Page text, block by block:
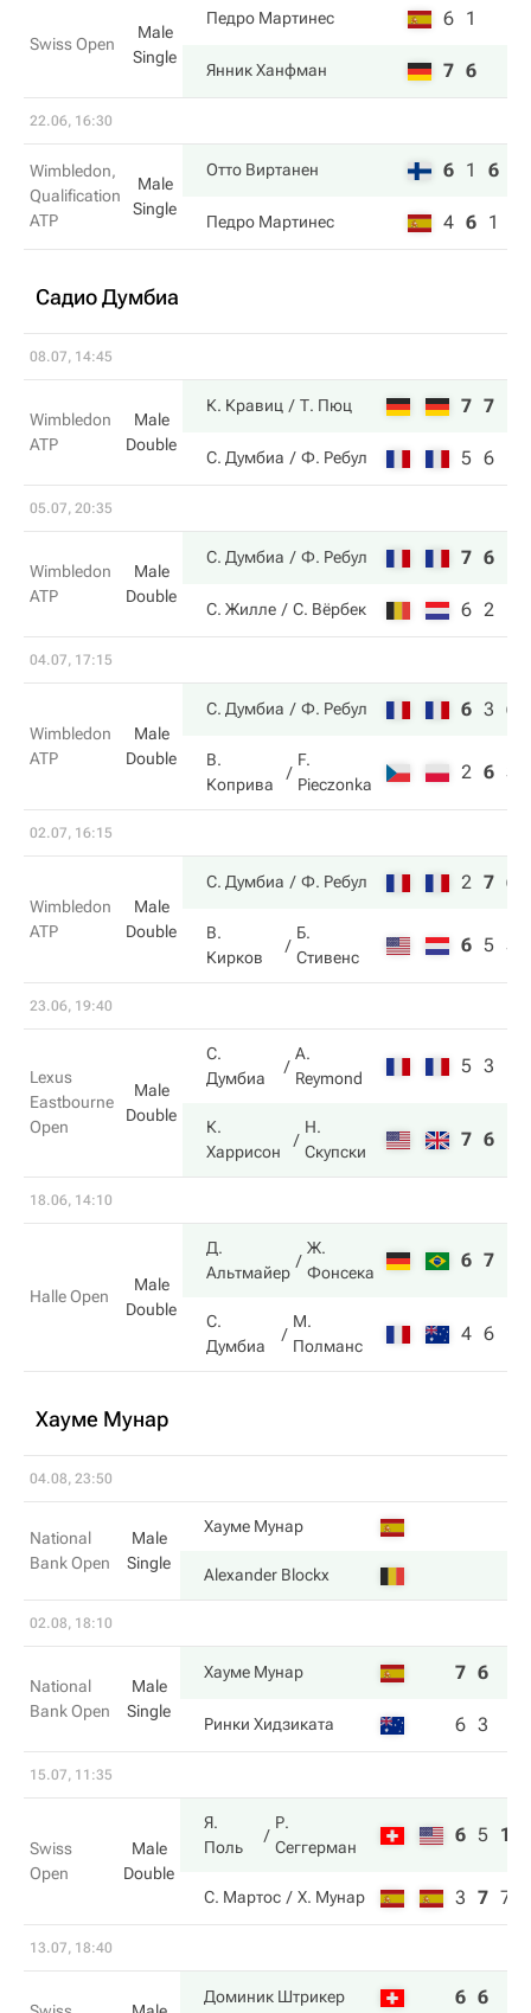
Swiss Open
Male
Single
Педро Мартинес 6 1
Янник Ханфман 7 6
22.06, 16:30
Wimbledon,
Qualification
ATP
Male
Single
Отто Виртанен 6 1 6
Педро Мартинес 4 6 1
Садио Думбиа
08.07, 14:45
Wimbledon
ATP
Male
Double
К. Кравиц Т. Пюц 7 7
С. Думбиа Ф. Ребул 5 6
05.07, 20:35
Wimbledon
ATP
Male
Double
С. Думбиа Ф. Ребул 7 6
С. Жилле С. Вёрбек 6 2
04.07, 17:15
Wimbledon
ATP
Male
Double
С. Думбиа Ф. Ребул 6 3 6
В.
Коприва
F.
Pieczonka
2 6 3
02.07, 16:15
Wimbledon
ATP
Male
Double
С. Думбиа Ф. Ребул 2 7 6
В.
Кирков
Б.
Стивенс
6 5 3
23.06, 19:40
Lexus
Eastbourne
Open
Male
Double
С.
Думбиа
A.
Reymond
5 3
К.
Харрисон
Н.
Скупски
7 6
18.06, 14:10
Halle Open
Male
Double
Д.
Альтмайер
Ж.
Фонсека
6 7
С.
Думбиа
М.
Полманс
4 6
Хауме Мунар
04.08, 23:50
National
Bank Open
Male
Single
Хауме Мунар
Alexander Blockx
02.08, 18:10
National
Bank Open
Male
Single
Хауме Мунар 7 6
Ринки Хидзиката 6 3
15.07, 11:35
Swiss
Open
Male
Double
Я.
Поль
Р.
Сеггерман
6 5 10
С. Мартос Х. Мунар 3 7 7
13.07, 18:40
Доминик Штрикер 6 6